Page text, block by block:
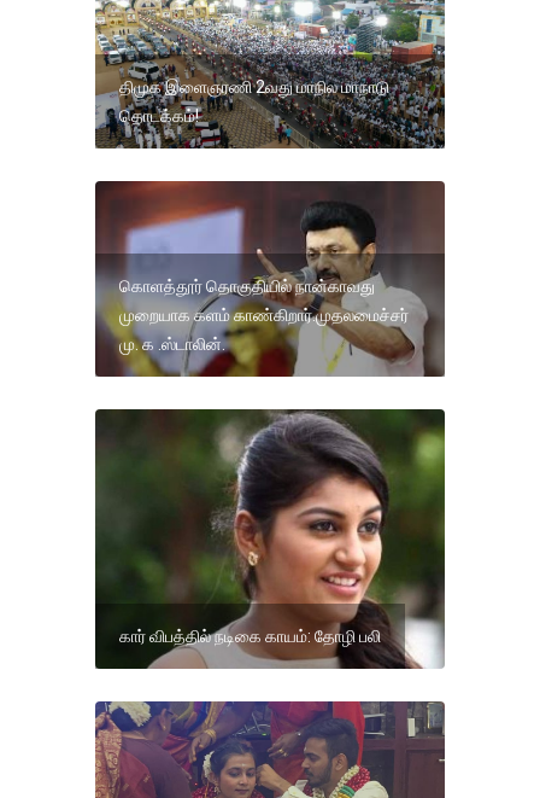
திமுக இளைஞரணி 2வது மாநில மாநாடு
தொடக்கம்!
கொளத்தூர் தொகுதியில் நான்காவது
முறையாக களம் காண்கிறார்.முதலமைச்சர்
மு. க .ஸ்டாலின்.
கார் விபத்தில் நடிகை காயம்: தோழி பலி